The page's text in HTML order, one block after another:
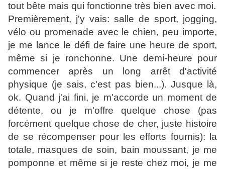
tout bête mais qui fonctionne très bien avec moi.
Premièrement, j'y vais: salle de sport, jogging,
vélo ou promenade avec le chien, peu importe,
je me lance le défi de faire une heure de sport,
même si je ronchonne. Une demi-heure pour
commencer après un long arrêt d'activité
physique (je sais, c'est pas bien...). Jusque là,
ok. Quand j'ai fini, je m'accorde un moment de
détente, ou je m'offre quelque chose (pas
forcément quelque chose de cher, juste histoire
de se récompenser pour les efforts fournis): la
totale, masques de soin, bain moussant, je me
pomponne et même si je reste chez moi, je me